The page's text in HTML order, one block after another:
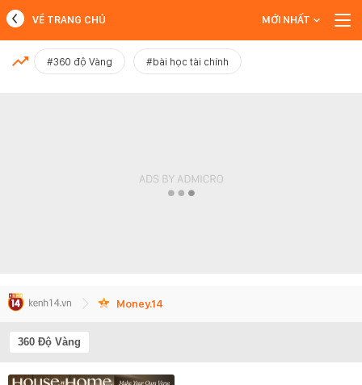
MỚI NHẤT
VỀ TRANG CHỦ MỚI NHẤT
#360 độ Vàng #bài học tài chính
Money.14
360 Độ Vàng